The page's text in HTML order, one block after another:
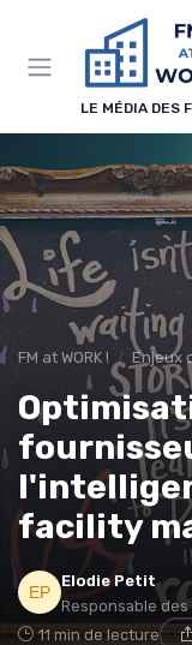
LE MÉDIA DES
FM at WORK ! Enjeux
facility
Elodie Petit
Responsable
11 min de lecture
Panneau de gestion